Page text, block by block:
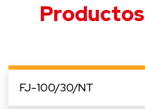
FJ-100/30/NT